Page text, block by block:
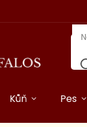
Kůň Pes